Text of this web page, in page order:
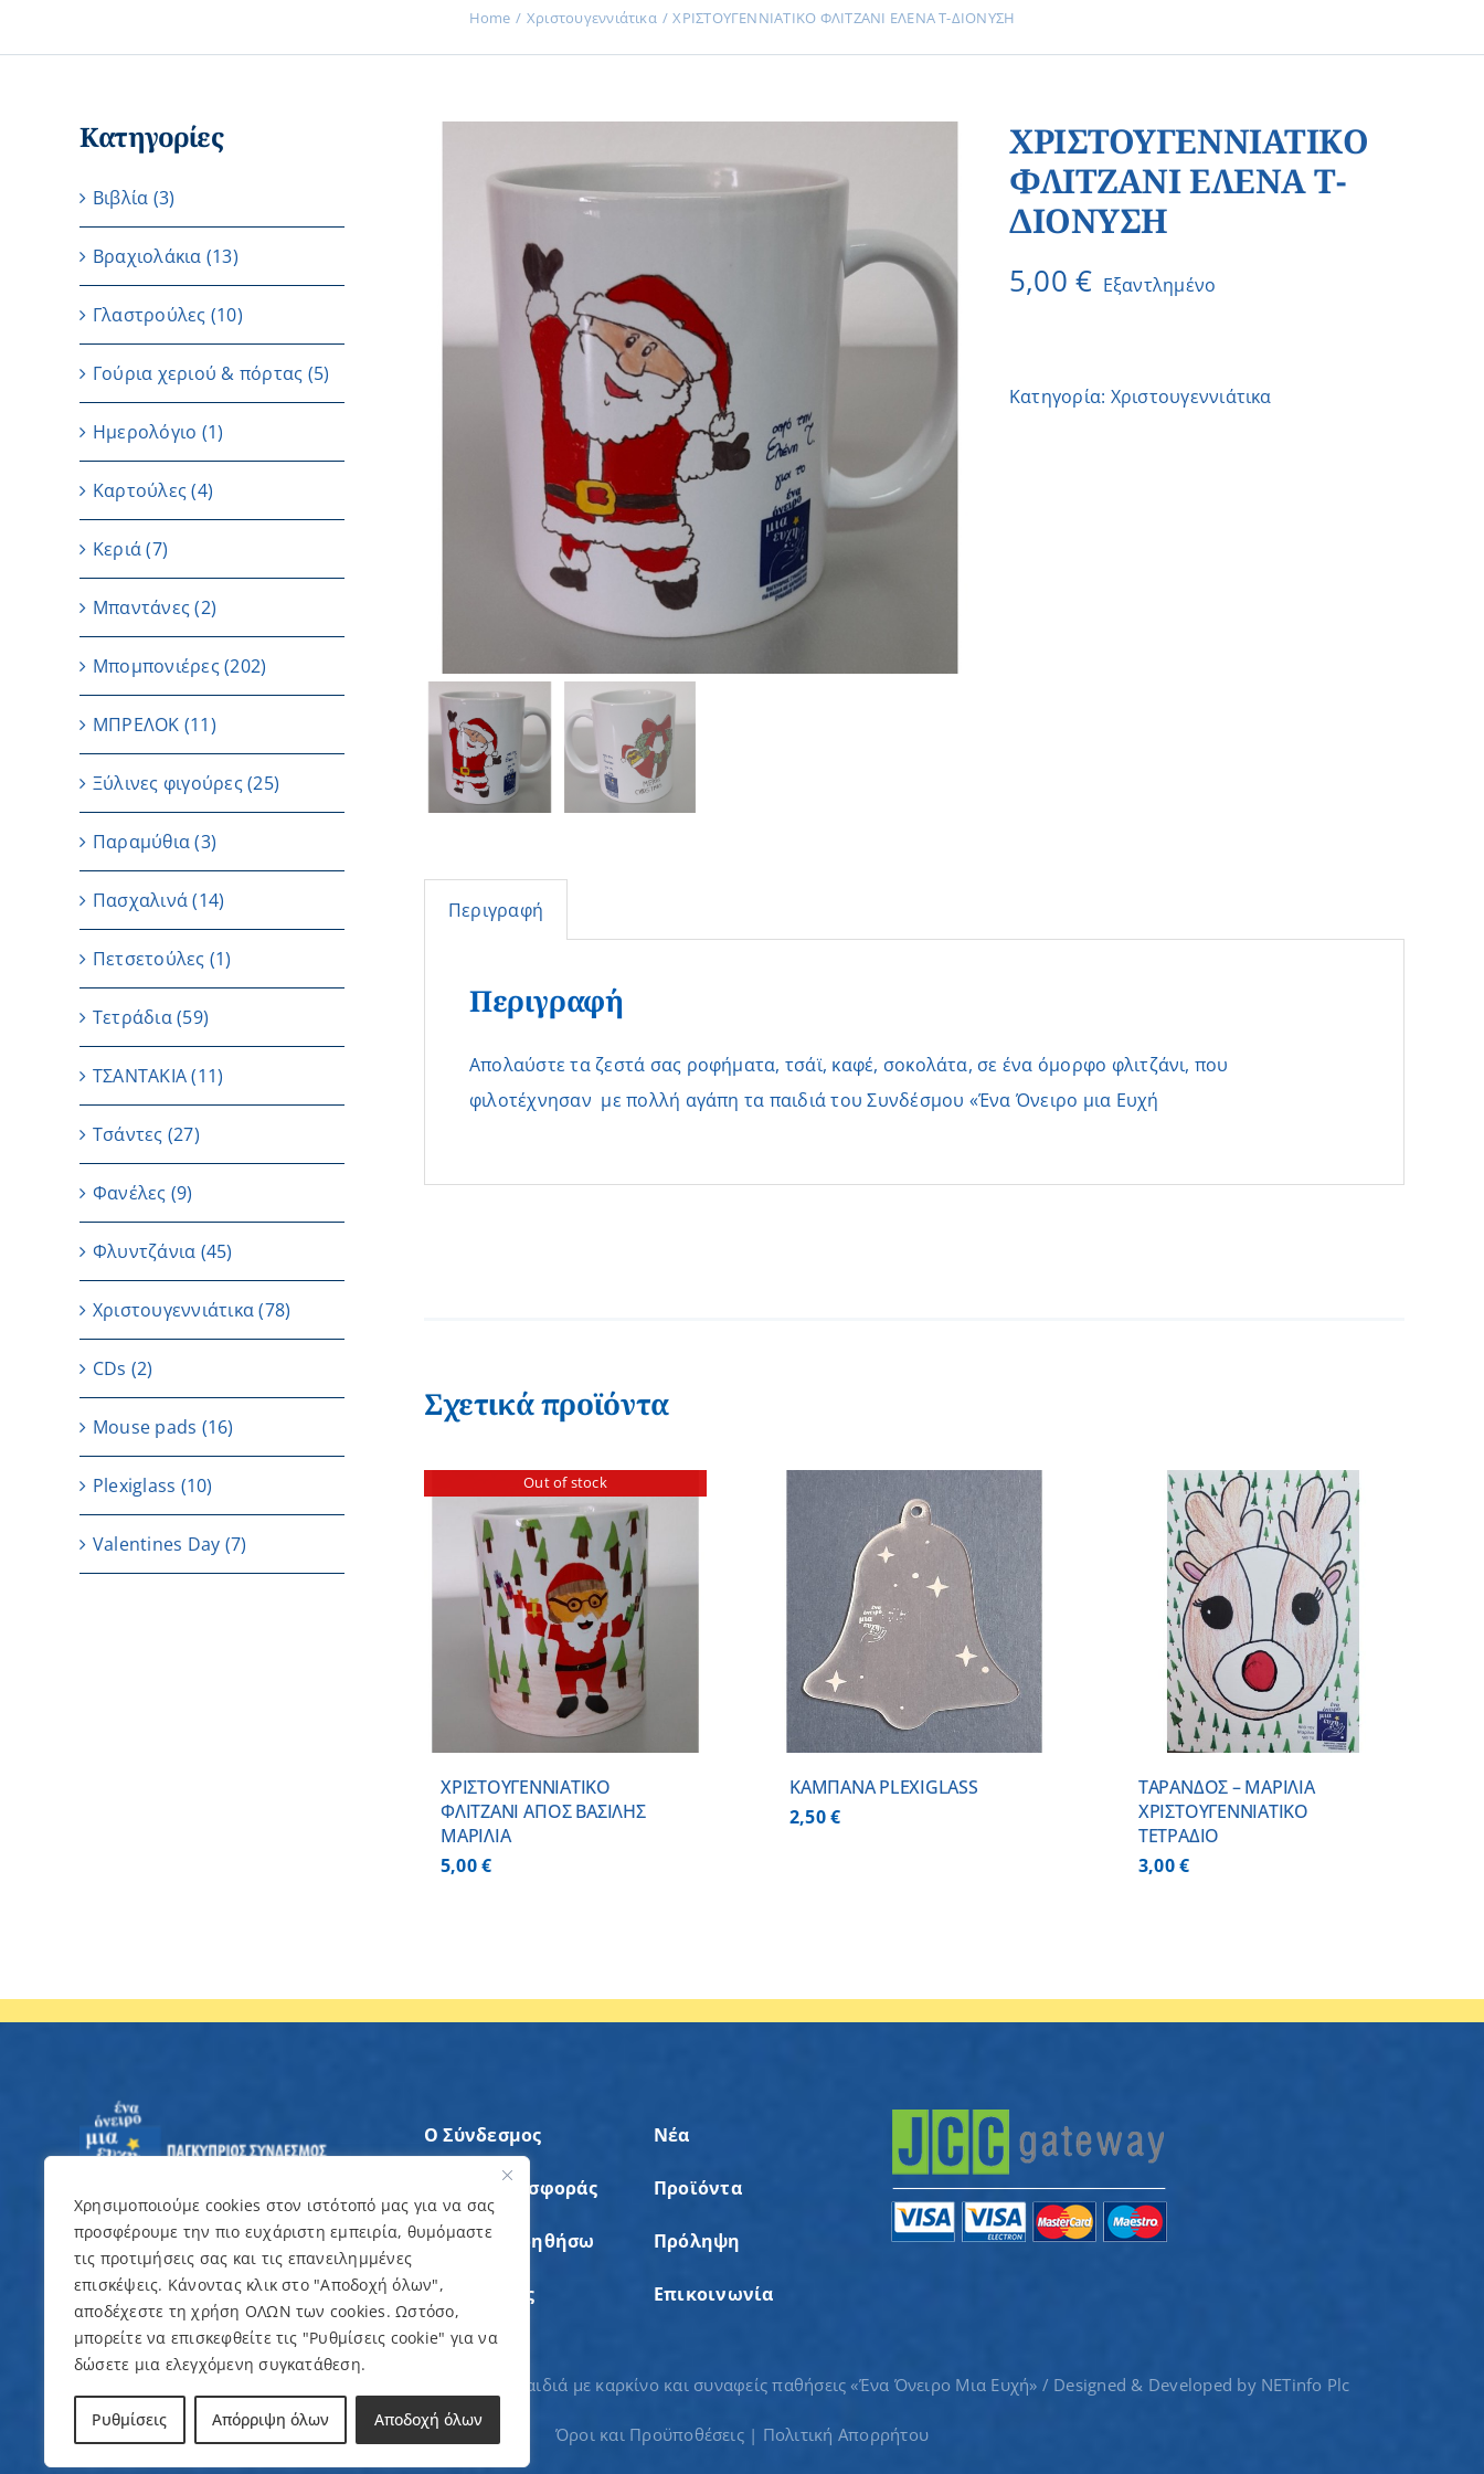
Χρησιμοποιούμε cookies στον ιστότοπό μας για να σας
προσφέρουμε την πιο ευχάριστη εμπειρία, θυμόμαστε
τις προτιμήσεις σας και τις επανειλημμένες
επισκέψεις. Κάνοντας κλικ στο "Αποδοχή όλων",
αποδέχεστε τη χρήση ΟΛΩΝ των cookies. Ωστόσο,
μπορείτε να επισκεφθείτε τις "Ρυθμίσεις cookie" για να
δώσετε μια ελεγχόμενη συγκατάθεση.
Ρυθμίσεις Απόρριψη όλων Αποδοχή όλων
Home Χριστουγεννιάτικα ΧΡΙΣΤΟΥΓΕΝΝΙΑΤΙΚΟ ΦΛΙΤΖΑΝΙ ΕΛΕΝΑ Τ-ΔΙΟΝΥΣΗ
ΧΡΙΣΤΟΥΓΕΝΝΙΑΤΙΚΟ
ΦΛΙΤΖΑΝΙ ΕΛΕΝΑ Τ-
ΔΙΟΝΥΣΗ
5,00€ Εξαντλημένο
Κατηγορία: Χριστουγεννιάτικα
Περιγραφή
Περιγραφή
Απολαύστε τα ζεστά σας ροφήματα, τσάϊ, καφέ, σοκολάτα, σε ένα όμορφο φλιτζάνι, που
φιλοτέχνησαν με πολλή αγάπη τα παιδιά του Συνδέσμου «Ένα Όνειρο μια Ευχή
Σχετικά προϊόντα
Out of stock
ΧΡΙΣΤΟΥΓΕΝΝΙΑΤΙΚΟ
ΦΛΙΤΖΑΝΙ ΑΓΙΟΣ ΒΑΣΙΛΗΣ
ΜΑΡΙΛΙΑ
5,00€
ΠΡΟΣΘΗΚΗ ΣΤΟ ΚΑΛΑΘΙ
ΛΕΠΤΟΜΕΡΕΙΕΣ
ΚΑΜΠΑΝΑ PLEXIGLASS
2,50€
ΠΡΟΣΘΗΚΗ ΣΤΟ ΚΑΛΑΘΙ
ΛΕΠΤΟΜΕΡΕΙΕΣ
ΤΑΡΑΝΔΟΣ – ΜΑΡΙΛΙΑ
ΧΡΙΣΤΟΥΓΕΝΝΙΑΤΙΚΟ
ΤΕΤΡΑΔΙΟ
3,00€
Κατηγορίες
Βιβλία (3)
Βραχιολάκια (13)
Γλαστρούλες (10)
Γούρια χεριού & πόρτας (5)
Ημερολόγιο (1)
Καρτούλες (4)
Κεριά (7)
Μπαντάνες (2)
Μπομπονιέρες(202)
ΜΠΡΕΛΟΚ (11)
Ξύλινες φιγούρες(25)
Παραμύθια (3)
Πασχαλινά (14)
Πετσετούλες (1)
Τετράδια(59)
ΤΣΑΝΤΑΚΙΑ (11)
Τσάντες (27)
Φανέλες (9)
Φλυντζάνια (45)
Χριστουγεννιάτικα(78)
CDs (2)
Μouse pads (16)
Plexiglass (10)
Valentines Day (7)
Ο Σύνδεσμος
Άξονες Προσφοράς
Θέλω να Βοηθήσω
Εκδηλώσεις
Νέα
Προϊόντα
Πρόληψη
Επικοινωνία
© Copyright 2022 – Παγκύπριος Σύνδεσμος για παιδιά με καρκίνο και συναφείς παθήσεις «Ένα Όνειρο Μια Ευχή» / Designed & Developed by NETinfo Plc
Όροι και Προϋποθέσεις| Πολιτική Απορρήτου